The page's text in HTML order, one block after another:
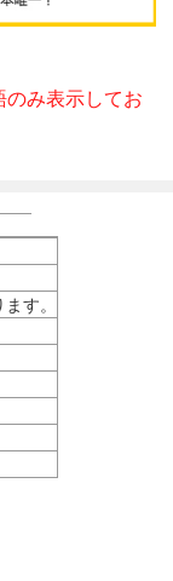
み表示してお
す。